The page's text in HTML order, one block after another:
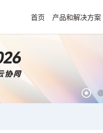
首页 产品和解决方案